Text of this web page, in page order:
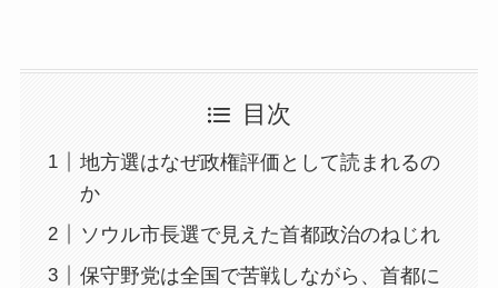
目次
地方選はなぜ政権評価として読まれるの
か
ソウル市長選で見えた首都政治のねじれ
保守野党は全国で苦戦しながら、首都に